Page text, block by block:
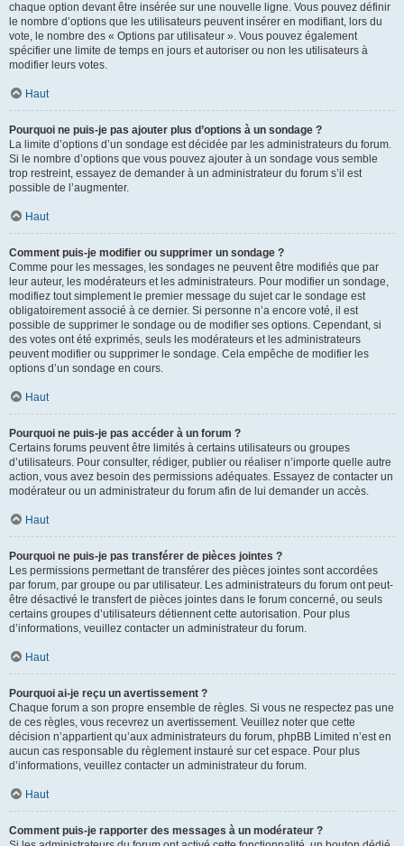
chaque option devant être insérée sur une nouvelle ligne. Vous pouvez définir
le nombre d’options que les utilisateurs peuvent insérer en modifiant, lors du
vote, le nombre des « Options par utilisateur ». Vous pouvez également
spécifier une limite de temps en jours et autoriser ou non les utilisateurs à
modifier leurs votes.
Haut
Pourquoi ne puis-je pas ajouter plus d’options à un sondage ?
La limite d’options d’un sondage est décidée par les administrateurs du forum.
Si le nombre d’options que vous pouvez ajouter à un sondage vous semble
trop restreint, essayez de demander à un administrateur du forum s’il est
possible de l’augmenter.
Haut
Comment puis-je modifier ou supprimer un sondage ?
Comme pour les messages, les sondages ne peuvent être modifiés que par
leur auteur, les modérateurs et les administrateurs. Pour modifier un sondage,
modifiez tout simplement le premier message du sujet car le sondage est
obligatoirement associé à ce dernier. Si personne n’a encore voté, il est
possible de supprimer le sondage ou de modifier ses options. Cependant, si
des votes ont été exprimés, seuls les modérateurs et les administrateurs
peuvent modifier ou supprimer le sondage. Cela empêche de modifier les
options d’un sondage en cours.
Haut
Pourquoi ne puis-je pas accéder à un forum ?
Certains forums peuvent être limités à certains utilisateurs ou groupes
d’utilisateurs. Pour consulter, rédiger, publier ou réaliser n’importe quelle autre
action, vous avez besoin des permissions adéquates. Essayez de contacter un
modérateur ou un administrateur du forum afin de lui demander un accès.
Haut
Pourquoi ne puis-je pas transférer de pièces jointes ?
Les permissions permettant de transférer des pièces jointes sont accordées
par forum, par groupe ou par utilisateur. Les administrateurs du forum ont peut-
être désactivé le transfert de pièces jointes dans le forum concerné, ou seuls
certains groupes d’utilisateurs détiennent cette autorisation. Pour plus
d’informations, veuillez contacter un administrateur du forum.
Haut
Pourquoi ai-je reçu un avertissement ?
Chaque forum a son propre ensemble de règles. Si vous ne respectez pas une
de ces règles, vous recevrez un avertissement. Veuillez noter que cette
décision n’appartient qu’aux administrateurs du forum, phpBB Limited n’est en
aucun cas responsable du règlement instauré sur cet espace. Pour plus
d’informations, veuillez contacter un administrateur du forum.
Haut
Comment puis-je rapporter des messages à un modérateur ?